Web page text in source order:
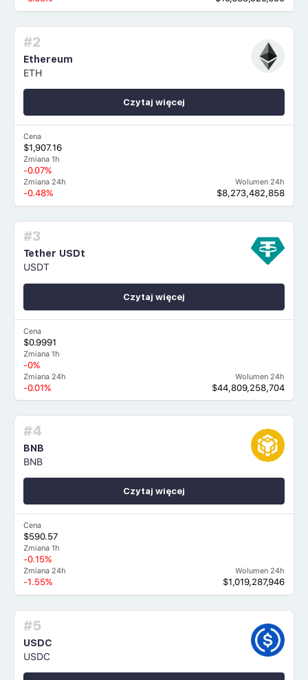
#2
Ethereum
ETH
Cena
$1,907.16
Zmiana 1h
-0.07%
Zmiana 24h
-0.48%
Wolumen 24h
$8,273,482,858
Czytaj więcej
#3
Tether USDt
USDT
Cena
$0.9991
Zmiana 1h
-0%
Zmiana 24h
-0.01%
Wolumen 24h
$44,809,258,704
Czytaj więcej
#4
BNB
BNB
Cena
$590.57
Zmiana 1h
-0.15%
Zmiana 24h
-1.55%
Wolumen 24h
$1,019,287,946
Czytaj więcej
#5
USDC
USDC